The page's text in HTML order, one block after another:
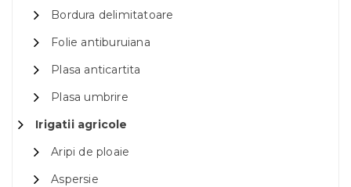
Bordura delimitatoare
Folie antiburuiana
Plasa anticartita
Plasa umbrire
Irigatii agricole
Aripi de ploaie
Aspersie